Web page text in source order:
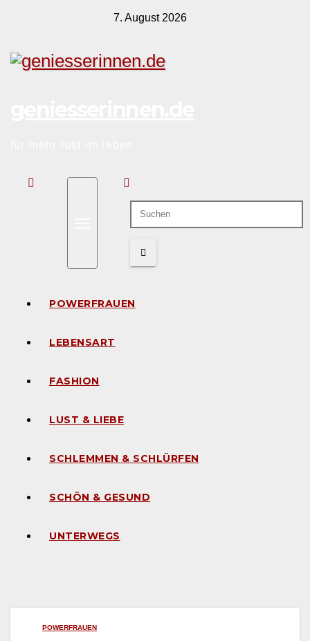
springen
7. August 2026
POWERFRAUEN
LEBENSART
FASHION
LUST & LIEBE
SCHLEMMEN & SCHLÜRFEN
SCHÖN & GESUND
UNTERWEGS
POWERFRAUEN